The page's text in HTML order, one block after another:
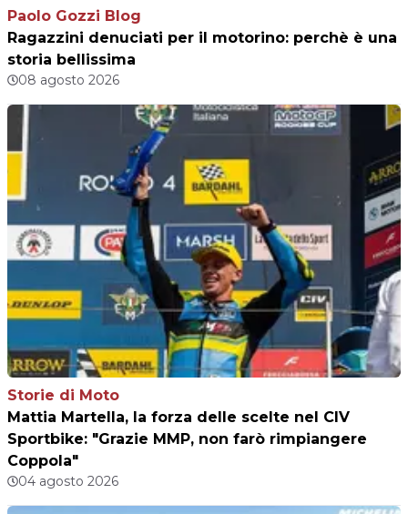
Paolo Gozzi Blog
Ragazzini denuciati per il motorino: perchè è una
storia bellissima
08 agosto 2026
Storie di Moto
Mattia Martella, la forza delle scelte nel CIV
Sportbike: "Grazie MMP, non farò rimpiangere
Coppola"
04 agosto 2026